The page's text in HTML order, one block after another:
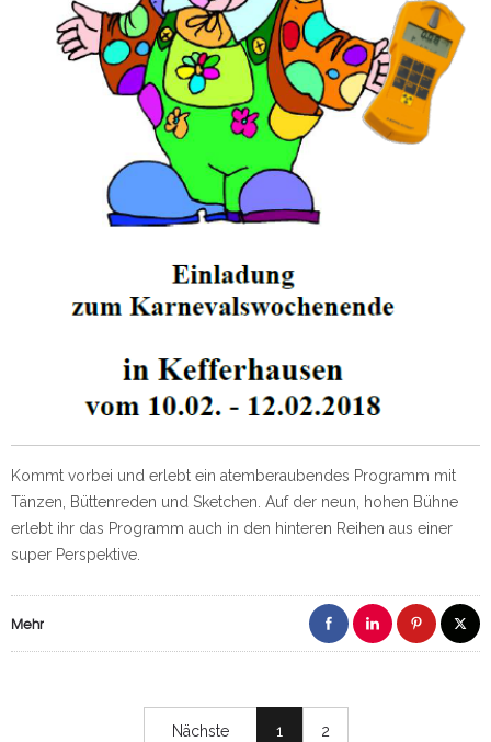
Kommt vorbei und erlebt ein atemberaubendes Programm mit
Tänzen, Büttenreden und Sketchen. Auf der neun, hohen Bühne
erlebt ihr das Programm auch in den hinteren Reihen aus einer
super Perspektive.
Mehr
Nächste 1 2